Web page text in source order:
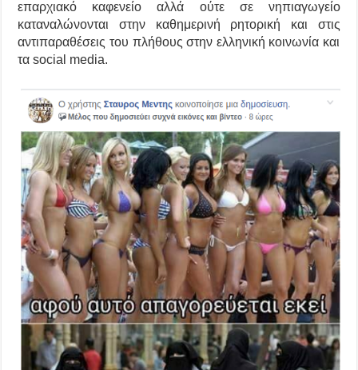
επαρχιακό καφενείο αλλά ούτε σε νηπιαγωγείο
καταναλώνονται
στηνκαθημερινή ρητορική και στις
αντιπαραθέσεις του πλήθους στην ελληνική κοινωνία και
τα social media.